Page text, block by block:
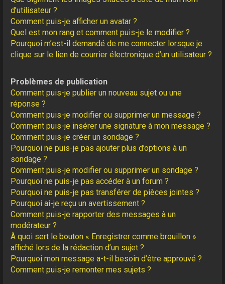
d’utilisateur ?
Comment puis-je afficher un avatar ?
Quel est mon rang et comment puis-je le modifier ?
Pourquoi m’est-il demandé de me connecter lorsque je
clique sur le lien de courrier électronique d’un utilisateur ?
Problèmes de publication
Comment puis-je publier un nouveau sujet ou une
réponse ?
Comment puis-je modifier ou supprimer un message ?
Comment puis-je insérer une signature à mon message ?
Comment puis-je créer un sondage ?
Pourquoi ne puis-je pas ajouter plus d’options à un
sondage ?
Comment puis-je modifier ou supprimer un sondage ?
Pourquoi ne puis-je pas accéder à un forum ?
Pourquoi ne puis-je pas transférer de pièces jointes ?
Pourquoi ai-je reçu un avertissement ?
Comment puis-je rapporter des messages à un
modérateur ?
À quoi sert le bouton « Enregistrer comme brouillon »
affiché lors de la rédaction d’un sujet ?
Pourquoi mon message a-t-il besoin d’être approuvé ?
Comment puis-je remonter mes sujets ?